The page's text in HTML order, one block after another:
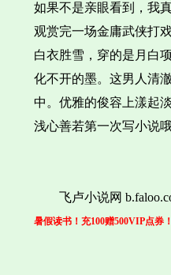
如果不是亲眼看到，我
观赏完一场金庸武侠打
白衣胜雪，穿的是月白
化不开的墨。这男人清
中。优雅的俊容上漾起
浅心善若第一次写小说
飞卢小说网
暑假读书！充100赠500VIP点券！